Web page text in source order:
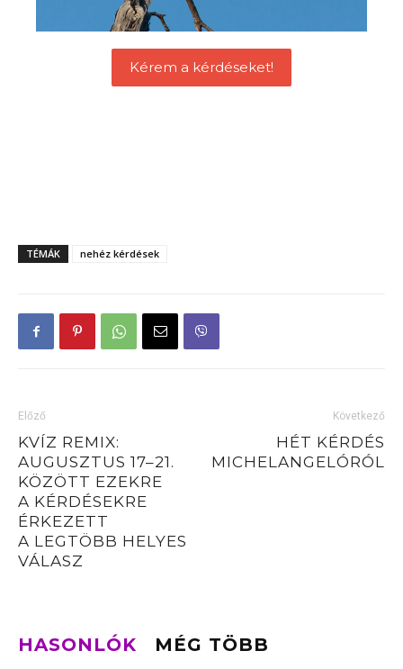
Kérem a kérdéseket!
TÉMÁK nehéz kérdések
Előző
KVÍZ REMIX:
AUGUSZTUS 17–21.
KÖZÖTT EZEKRE
A KÉRDÉSEKRE
ÉRKEZETT
A LEGTÖBB HELYES
VÁLASZ
Következő
HÉT KÉRDÉS
MICHELANGELÓRÓL
HASONLÓK MÉG TÖBB